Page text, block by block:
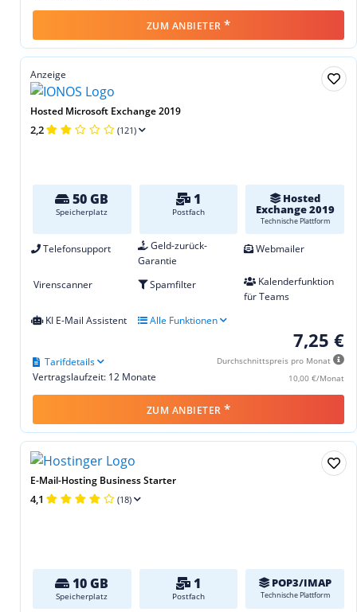
ZUM ANBIETER *
Anzeige
Hosted Microsoft Exchange 2019
2,2 (121)
50 GB
Speicherplatz
1
Postfach
Hosted
Exchange 2019
Technische Plattform
Telefonsupport
Geld-zurück-
Garantie
Webmailer
Virenscanner Spamfilter
Kalenderfunktion
für Teams
KI E-Mail Assistent
Alle Funktionen
7,25 €
Durchschnittspreis pro Monat
10,00 €/Monat
Vertragslaufzeit: 12 Monate
Tarifdetails
ZUM ANBIETER *
E-Mail-Hosting Business Starter
4,1 (18)
10 GB
Speicherplatz
1
Postfach
POP3/IMAP
Technische Plattform